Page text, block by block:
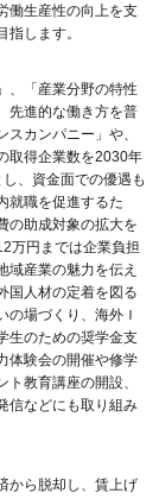
働生産性の向上を支
します。
、「産業分野の特性
先進的な働き方を普
カンパニー」や、
取得企業数を2030年
、資金面での優遇も
就職を促進するた
の助成対象の拡大を
万円までは企業負担
域産業の魅力を伝え
国人材の定着を図る
場づくり、海外Ｉ
生のための奨学金支
体験会の開催や修学
教育講座の開設、
信などにも取り組み
から脱却し、賃上げ